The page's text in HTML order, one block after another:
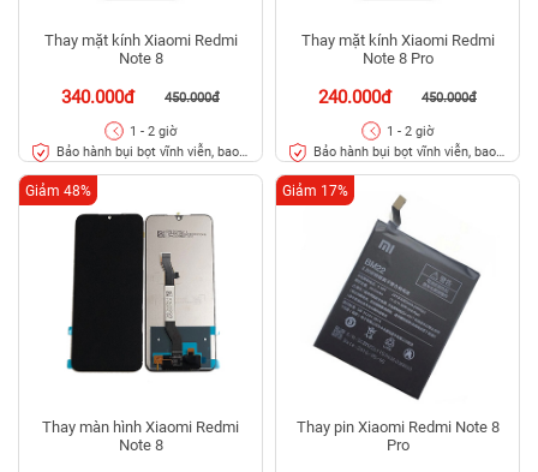
Thay mặt kính Xiaomi Redmi
Note 8
340.000đ 450.000đ
1 - 2 giờ
Bảo hành bụi bọt vĩnh viễn, bao
Thay mặt kính Xiaomi Redmi
Note 8 Pro
240.000đ 450.000đ
1 - 2 giờ
Bảo hành bụi bọt vĩnh viễn, bao
Thay màn hình Xiaomi Redmi
Note 8
Giảm 48%
Thay pin Xiaomi Redmi Note 8
Pro
Giảm 17%